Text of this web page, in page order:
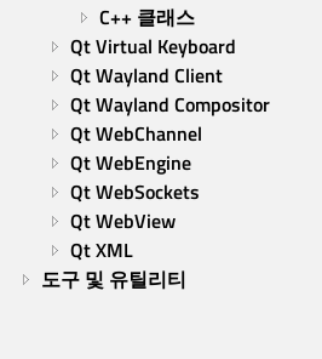
C++ 클래스
Qt Virtual Keyboard
Qt Wayland Client
Qt Wayland Compositor
Qt WebChannel
Qt WebEngine
Qt WebSockets
Qt WebView
Qt XML
도구 및 유틸리티